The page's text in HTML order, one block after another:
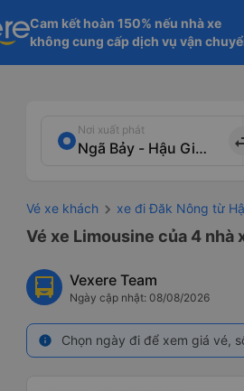
Cam kết hoàn 150% nếu nhà xe
không cung cấp dịch vụ vận
Nơi xuất phát
Vé xe khách xe đi Đăk Nông từ
Vé xe Limousine của 4 nhà
Vexere Team
Ngày cập nhật: 08/08/2026
info Chọn ngày đi để xem giá vé,